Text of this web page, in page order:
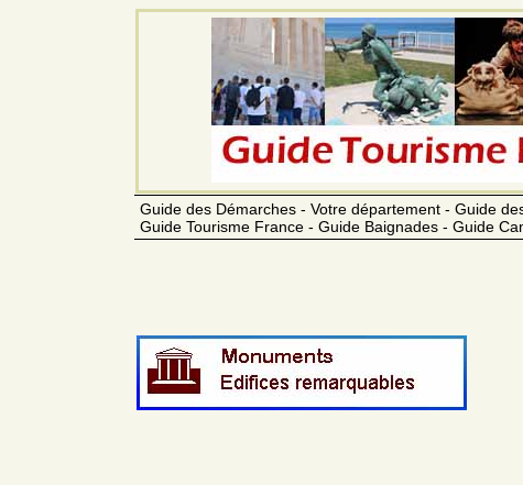
Guide des Démarches - Votre département - Guide
Guide Tourisme France - Guide Baignades - Guide